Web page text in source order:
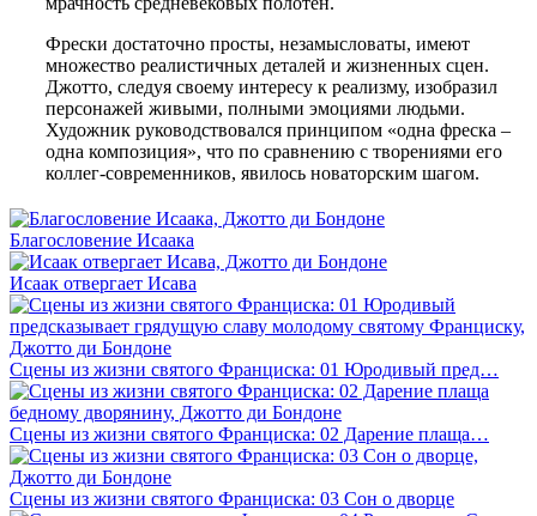
Фрески достаточно просты, незамысловаты, имеют
множество реалистичных деталей и жизненных сцен.
Джотто, следуя своему интересу к реализму, изобразил
персонажей живыми, полными эмоциями людьми.
Художник руководствовался принципом «одна фреска –
одна композиция», что по сравнению с творениями его
коллег-современников, явилось новаторским шагом.
Благословение Исаака
Исаак отвергает Исава
Сцены из жизни святого Франциска: 01 Юродивый пред…
Сцены из жизни святого Франциска: 02 Дарение плаща…
Сцены из жизни святого Франциска: 03 Сон о дворце